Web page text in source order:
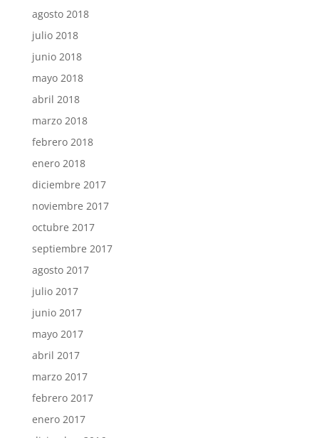
agosto 2018
julio 2018
junio 2018
mayo 2018
abril 2018
marzo 2018
febrero 2018
enero 2018
diciembre 2017
noviembre 2017
octubre 2017
septiembre 2017
agosto 2017
julio 2017
junio 2017
mayo 2017
abril 2017
marzo 2017
febrero 2017
enero 2017